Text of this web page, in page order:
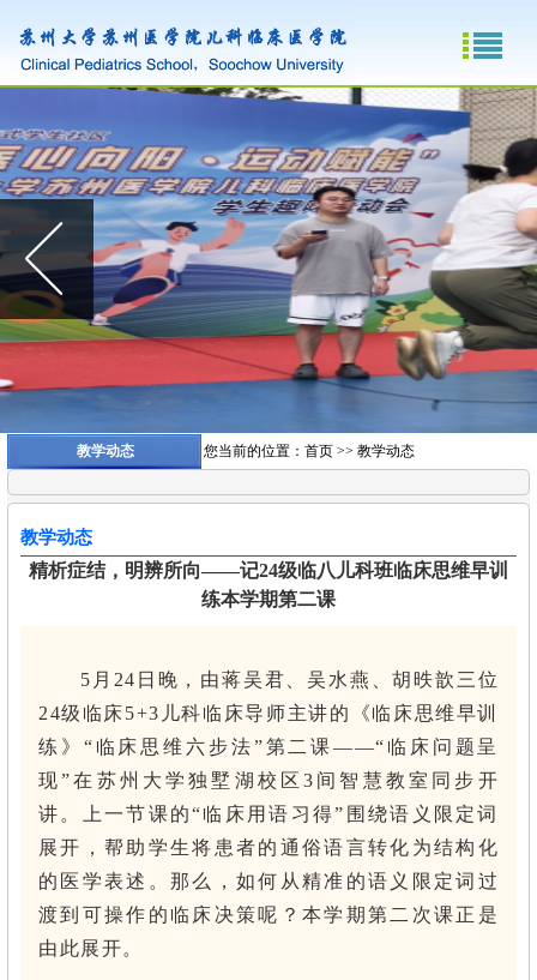
教学动态 您当前的位置： 首页 >> 教学动态
教学动态
精析症结，明辨所向——记24级临八儿科班临床思维早训
练本学期第二课
5月24日晚，由蒋吴君、吴水燕、胡昳歆三位
24级临床5+3儿科临床导师主讲的《临床思维早训
练》“临床思维六步法”第二课——“临床问题呈
现”在苏州大学独墅湖校区3间智慧教室同步开
讲。上一节课的“临床用语习得”围绕语义限定词
展开，帮助学生将患者的通俗语言转化为结构化
的医学表述。那么，如何从精准的语义限定词过
渡到可操作的临床决策呢？本学期第二次课正是
由此展开。